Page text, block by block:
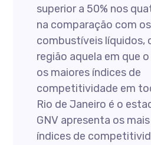
superior a 50% nos
na comparação com
combustíveis líquidos,
região aquela em que
os maiores índices de
competitividade em
Rio de Janeiro é o
GNV apresenta os
índices de